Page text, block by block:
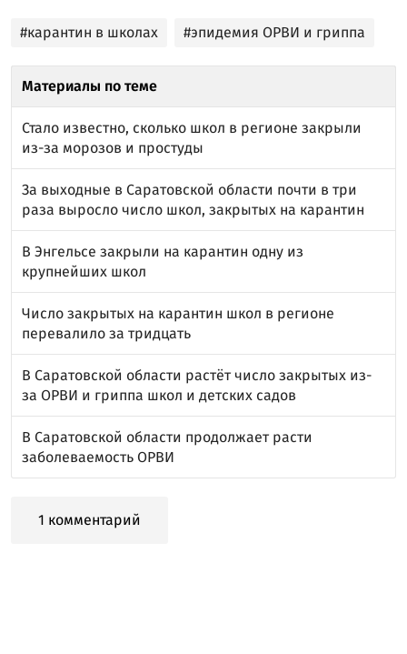
#карантин в школах #эпидемия ОРВИ и гриппа
Материалы по теме
Стало известно, сколько школ в регионе закрыли
из-за морозов и простуды
За выходные в Саратовской области почти в три
раза выросло число школ, закрытых на карантин
В Энгельсе закрыли на карантин одну из
крупнейших школ
Число закрытых на карантин школ в регионе
перевалило за тридцать
В Саратовской области растёт число закрытых из-
за ОРВИ и гриппа школ и детских садов
В Саратовской области продолжает расти
заболеваемость ОРВИ
1 комментарий